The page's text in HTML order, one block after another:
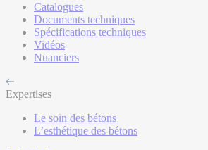
Catalogues
Documents techniques
Spécifications techniques
Vidéos
Nuanciers
Expertises
Le soin des bétons
L’esthétique des bétons